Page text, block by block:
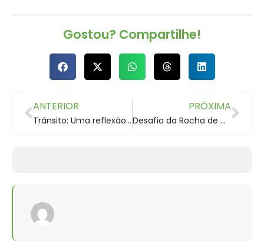
Gostou? Compartilhe!
ANTERIOR
Trânsito: Uma reflexão do que ele é e o que você faz nele e com ele
PRÓXIMA
Desafio da Rocha de MTB acontece em Pains